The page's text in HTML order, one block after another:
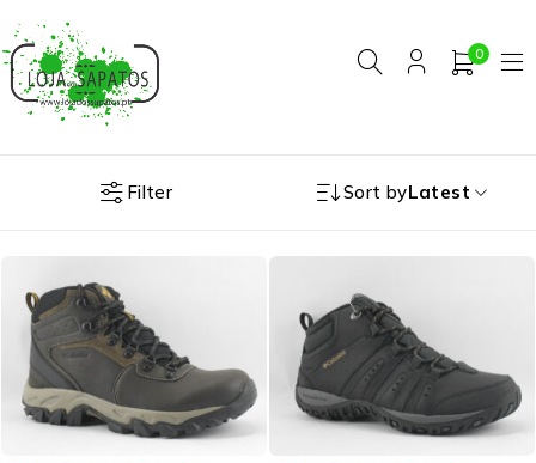
0
Filter Sort byLatest